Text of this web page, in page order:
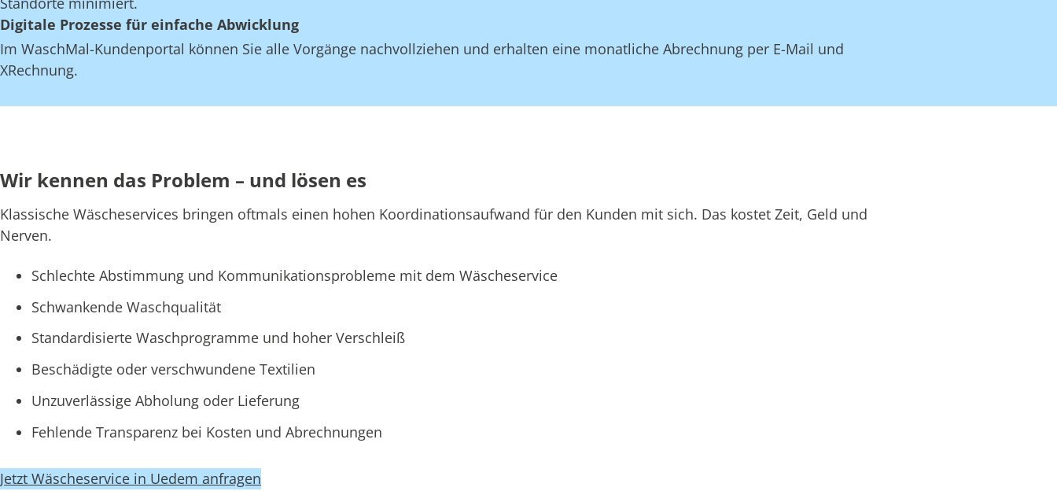
Digitale Prozesse für einfache Abwicklung
Im WaschMal-Kundenportal können Sie alle Vorgänge nachvollziehen und erhalten eine monatliche Abrechnung per E-Mail und
XRechnung.
Wir kennen das Problem – und lösen es
Klassische Wäscheservices bringen oftmals einen hohen Koordinationsaufwand für den Kunden mit sich. Das kostet Zeit, Geld und
Nerven.
Schlechte Abstimmung und Kommunikationsprobleme mit dem Wäscheservice
Schwankende Waschqualität
Standardisierte Waschprogramme und hoher Verschleiß
Beschädigte oder verschwundene Textilien
Unzuverlässige Abholung oder Lieferung
Fehlende Transparenz bei Kosten und Abrechnungen
Jetzt Wäscheservice in Uedem anfragen